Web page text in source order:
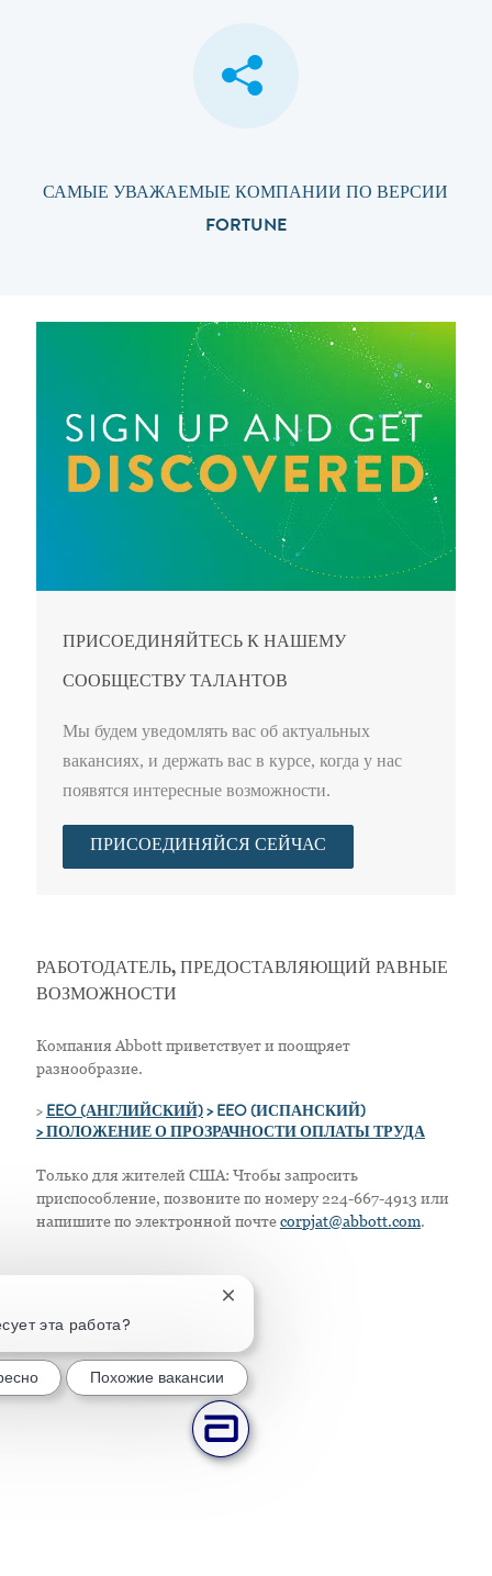
САМЫЕ УВАЖАЕМЫЕ КОМПАНИИ ПО ВЕРСИИ
FORTUNE
ПРИСОЕДИНЯЙТЕСЬ К НАШЕМУ
СООБЩЕСТВУ ТАЛАНТОВ
Мы будем уведомлять вас об актуальных
вакансиях, и держать вас в курсе, когда у нас
появятся интересные возможности.
ПРИСОЕДИНЯЙСЯ СЕЙЧАС
РАБОТОДАТЕЛЬ, ПРЕДОСТАВЛЯЮЩИЙ РАВНЫЕ
ВОЗМОЖНОСТИ
Компания Abbott приветствует и поощряет
разнообразие.
> EEO (АНГЛИЙСКИЙ)> EEO (ИСПАНСКИЙ)
> ПОЛОЖЕНИЕ О ПРОЗРАЧНОСТИ ОПЛАТЫ ТРУДА
Только для жителей США: Чтобы запросить
приспособление, позвоните по номеру 224-667-4913 или
напишите по электронной почтеcorpjat@abbott.com.
эта работа?
Закрытие уведомления чат-бота
Похожие вакансии